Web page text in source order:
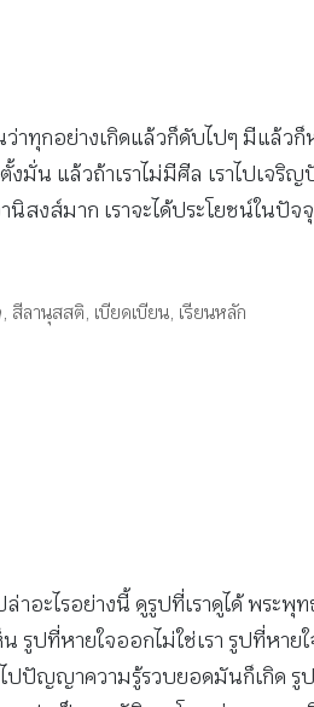
อย่างเกิดแล้วก็ดับไปๆ มีแล้วก็ห
ม่ตั้งมั่น แล้วถ้าเราไม่มีศีล เรา
สงส์มาก เราจะได้ประโยชน์ในปั
, สีลานุสสติ, เบียดเบียน, เรียนหลัก
อะไรอย่างนี้ ดูรูปที่เราดูได้ พระ
ปที่หายใจออกไม่ใช่เรา รูปที่หายใ
ปปัญญาความรู้รวบยอดมันก็เกิด รู